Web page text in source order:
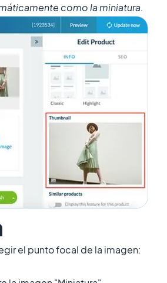
como la miniatura.
el punto focal de la imagen: